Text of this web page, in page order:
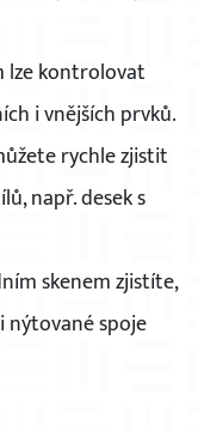
lze kontrolovat
i vnějších prvků.
rychle zjistit
např. desek s
skenem zjistíte,
nýtované spoje